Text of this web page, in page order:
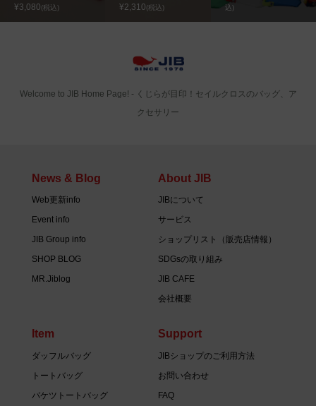
¥3,080(税込) ¥2,310(税込)
込)
Welcome to JIB Home Page! ‐ くじらが目印！セイルクロスのバッグ、ア
クセサリー
News & Blog
Web更新info
Event info
JIB Group info
SHOP BLOG
MR.Jiblog
About JIB
JIBについて
サービス
ショップリスト（販売店情報）
SDGsの取り組み
JIB CAFE
会社概要
Item
ダッフルバッグ
トートバッグ
バケツトートバッグ
Support
JIBショップのご利用方法
お問い合わせ
FAQ